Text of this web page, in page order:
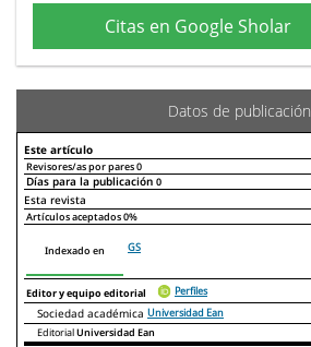
Citas en Google Sholar
Datos de publicación
Este artículo
Revisores/as por pares0
Días para la publicación 0
Declaraciones de autoría
Esta revista
Artículos aceptados0%
Indexado en GS
Editor y equipo editorial Perfiles
Sociedad académica Universidad Ean
EditorialUniversidad Ean